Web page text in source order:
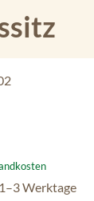
Werktage